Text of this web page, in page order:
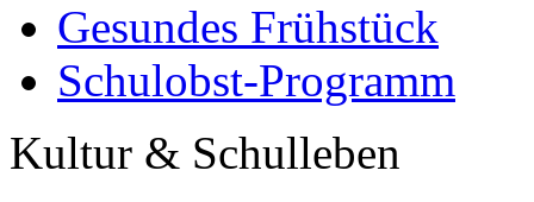
Gesundes Frühstück
Schulobst-Programm
Kultur & Schulleben